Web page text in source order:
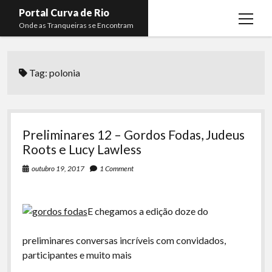
Portal Curva de Rio
Onde as Tranqueiras se Encontram
open
menu
Curva de Rio
Komos
La Siesta Podcast
Rachão na Beira do RIo
Papo Tranqueira
Membros
Lucas Oliveira
Kaique Xavier
Rafael Almeida
Tag:polonia
Preliminares 12 – Gordos Fodas, Judeus
Roots e Lucy Lawless
outubro 19, 2017 1 Comment
E chegamos a edição doze do
preliminares conversas incríveis com convidados,
participantes e muito mais